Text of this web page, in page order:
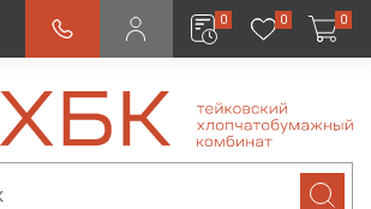
0 0 0